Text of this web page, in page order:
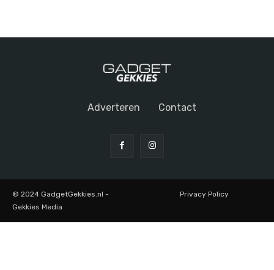
Adverteren Contact
© 2024 GadgetGekkies.nl -
Gekkies Media
Privacy Policy